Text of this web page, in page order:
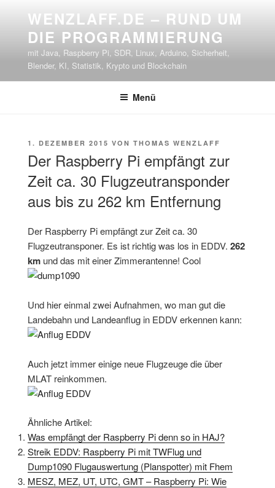
springen
WENZLAFF.DE – RUND UM
DIE PROGRAMMIERUNG
mit Java, Raspberry Pi, SDR, Linux, Arduino, Sicherheit,
Blender, KI, Statistik, Krypto und Blockchain
Menü
VERÖFFENTLICHT
1. DEZEMBER 2015 VON THOMAS WENZLAFF
Der Raspberry Pi empfängt zur
Zeit ca. 30 Flugzeutransponder
aus bis zu 262 km Entfernung
Der Raspberry Pi empfängt zur Zeit ca. 30
Flugzeutransponer. Es ist richtig was los in EDDV. 262
km und das mit einer Zimmerantenne! Cool
Und hier einmal zwei Aufnahmen, wo man gut die
Landebahn und Landeanflug in EDDV erkennen kann:
Auch jetzt immer einige neue Flugzeuge die über
MLAT reinkommen.
Ähnliche Artikel:
Was empfängt der Raspberry Pi denn so in HAJ?
Streik EDDV: Raspberry Pi mit TWFlug und
Dump1090 Flugauswertung (Planspotter) mit Fhem
MESZ, MEZ, UT, UTC, GMT – Raspberry Pi: Wie